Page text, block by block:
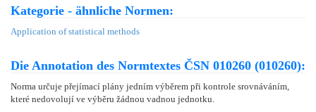
Kategorie - ähnliche Normen:
Application of statistical methods
Die Annotation des Normtextes ČSN 010260 (010260):
Norma určuje přejímací plány jedním výběrem při kontrole srovnáváním,
které nedovolují ve výběru žádnou vadnou jednotku.